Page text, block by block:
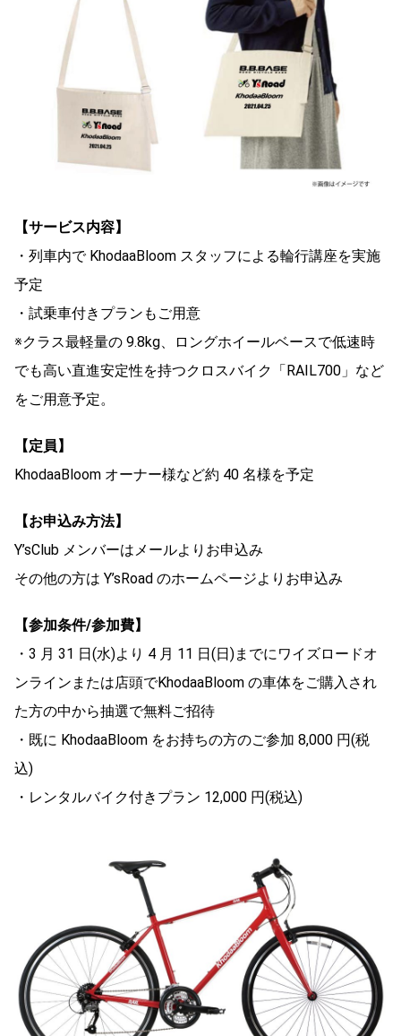
【サービス内容】
・列車内で KhodaaBloom スタッフによる輪行講座を実施
予定
・試乗車付きプランもご用意
※クラス最軽量の 9.8kg、ロングホイールベースで低速時
でも高い直進安定性を持つクロスバイク「RAIL700」など
をご用意予定。
【定員】
KhodaaBloom オーナー様など約 40 名様を予定
【お申込み方法】
Y’sClub メンバーはメールよりお申込み
その他の方は Y’sRoad のホームページよりお申込み
【参加条件/参加費】
・3 月 31 日(水)より 4 月 11 日(日)までにワイズロードオ
ンラインまたは店頭でKhodaaBloom の車体をご購入され
た方の中から抽選で無料ご招待
・既に KhodaaBloom をお持ちの方のご参加 8,000 円(税
込)
・レンタルバイク付きプラン 12,000 円(税込)